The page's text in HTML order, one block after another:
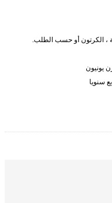
، الكرتون أو حسب الطلب.